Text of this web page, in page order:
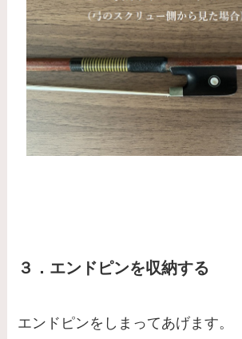
３．エンドピンを収納する
エンドピンをしまってあげます。